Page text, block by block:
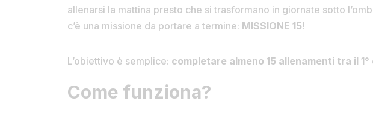
allenarsi la mattina presto che si trasformano in giornate sotto
c’è una missione da portare a termine: MISSIONE 15!
L’obiettivo è semplice: completare almeno 15 allenamenti tra il 1°
Come funziona?